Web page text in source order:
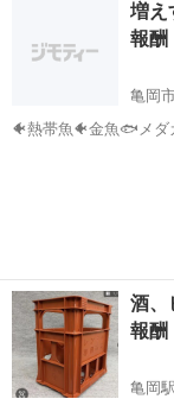
増え
報酬
亀岡
🐠熱帯魚🐠金魚🐟メダ
酒、
報酬
亀岡駅